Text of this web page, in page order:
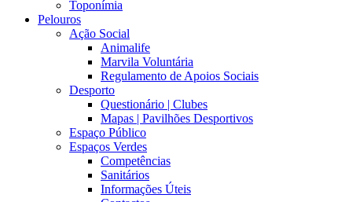
Toponímia
Pelouros
Ação Social
Animalife
Marvila Voluntária
Regulamento de Apoios Sociais
Desporto
Questionário | Clubes
Mapas | Pavilhões Desportivos
Espaço Público
Espaços Verdes
Competências
Sanitários
Informações Úteis